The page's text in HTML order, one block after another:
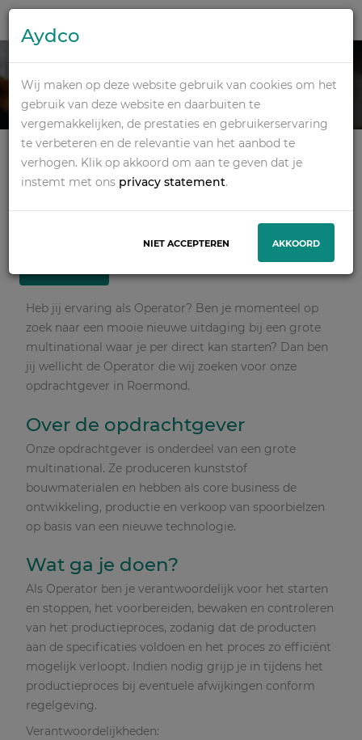
OPERATOR | 3
PLOEGEN
Vmbo, Havo, Vwo, Mbo, Hbo
Avonddienst, 2-ploegendienst, Dagdienst
Heb jij ervaring als Operator? Ben je momenteel op
zoek naar een mooie nieuwe uitdaging bij een grote
multinational waar je per direct kan starten? Dan ben
jij wellicht de Operator die wij zoeken voor onze
opdrachtgever in Roermond.
Over de opdrachtgever
Onze opdrachtgever is onderdeel van een grote
multinational. Ze produceren kunststof
bouwmaterialen en hebben als core business de
ontwikkeling, productie en verkoop van spoorbielzen
op basis van een nieuwe technologie.
Wat ga je doen?
Als Operator ben je verantwoordelijk voor het starten
en stoppen, het voorbereiden, bewaken en controleren
van het productieproces, zodanig dat de producten
aan de specificaties voldoen en het proces zo efficiënt
mogelijk verloopt. Indien nodig grijp je in tijdens het
productieproces bij eventuele afwijkingen conform
regelgeving.
Verantwoordelijkheden:
Aydco
Wij maken op deze website gebruik van cookies om het
gebruik van deze website en daarbuiten te
vergemakkelijken, de prestaties en gebruikerservaring
te verbeteren en de relevantie van het aanbod te
verhogen. Klik op akkoord om aan te geven dat je
instemt met ons privacy statement.
NIET ACCEPTEREN AKKOORD